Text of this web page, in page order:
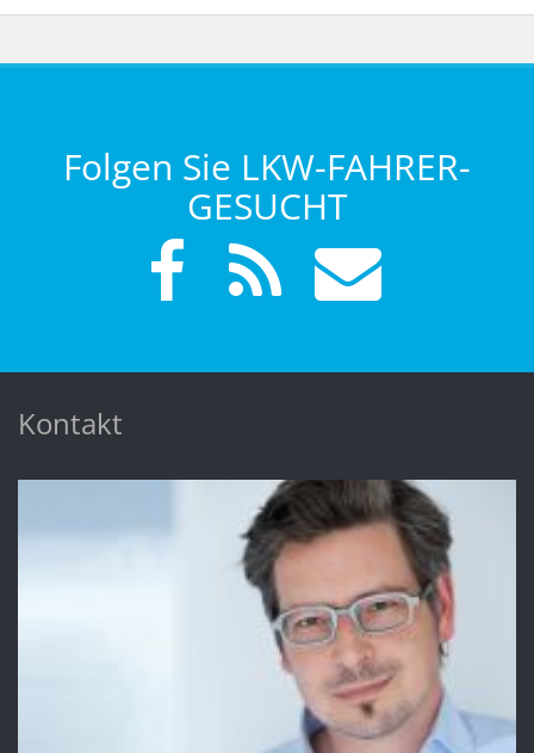
Folgen Sie LKW-FAHRER-
GESUCHT
Kontakt